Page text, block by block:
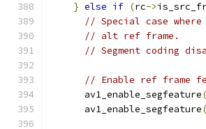
} else if (rc->
// Special case
// alt ref frame.
// Segment coding
// Enable ref frame
      av1_enable_segfeature
(
      av1_enable_segfeature
(